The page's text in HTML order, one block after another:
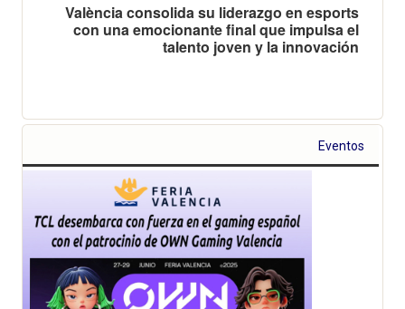
València consolida su liderazgo en esports
con una emocionante final que impulsa el
talento joven y la innovación
Eventos